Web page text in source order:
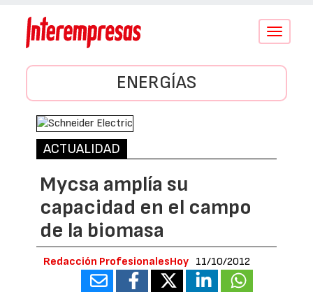
Conmutar
ENERGÍAS
ACTUALIDAD
Mycsa amplía su
capacidad en el campo
de la biomasa
Redacción ProfesionalesHoy 11/10/2012